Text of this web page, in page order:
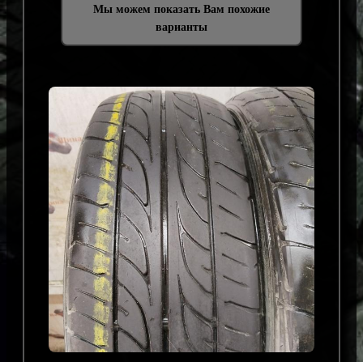
Мы можем показать Вам похожие
варианты